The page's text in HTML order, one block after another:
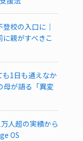
校の入口に｜
親がすべきこ
も1日も通えなか
母が語る「異変
人超の実績から
OS